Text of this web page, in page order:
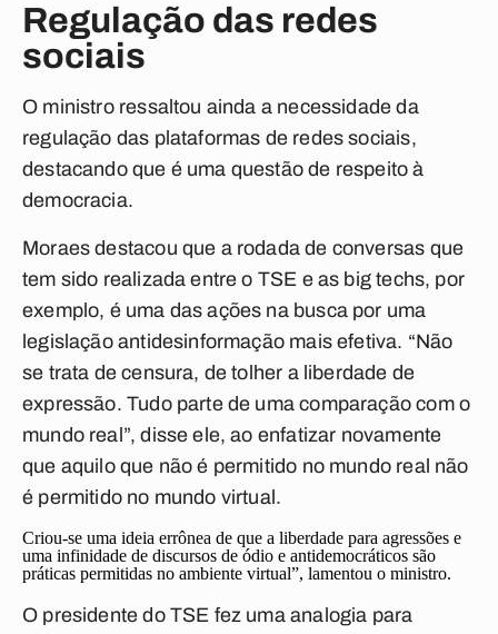
Regulação das redes
sociais
O ministro ressaltou ainda a necessidade da
regulação das plataformas de redes sociais,
destacando que é uma questão de respeito à
democracia.
Moraes destacou que a rodada de conversas que
tem sido realizada entre o TSE e as big techs, por
exemplo, é uma das ações na busca por uma
legislação antidesinformação mais efetiva. “Não
se trata de censura, de tolher a liberdade de
expressão. Tudo parte de uma comparação com o
mundo real”, disse ele, ao enfatizar novamente
que aquilo que não é permitido no mundo real não
é permitido no mundo virtual.
Criou-se uma ideia errônea de que a liberdade para agressões e
uma infinidade de discursos de ódio e antidemocráticos são
práticas permitidas no ambiente virtual”, lamentou o ministro.
O presidente do TSE fez uma analogia para